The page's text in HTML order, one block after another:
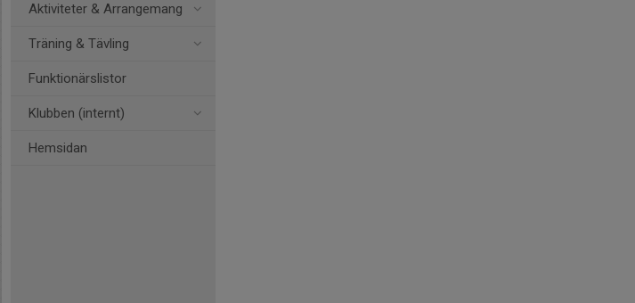
Aktiviteter & Arrangemang
Träning & Tävling
Funktionärslistor
Klubben (internt)
Hemsidan